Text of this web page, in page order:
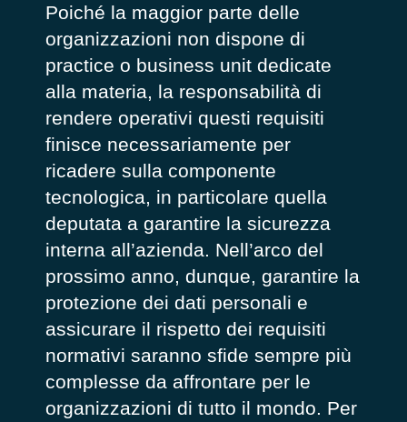
Poiché la maggior parte delle
organizzazioni non dispone di
practice o business unit dedicate
alla materia, la responsabilità di
rendere operativi questi requisiti
finisce necessariamente per
ricadere sulla componente
tecnologica, in particolare quella
deputata a garantire la sicurezza
interna all’azienda. Nell’arco del
prossimo anno, dunque, garantire la
protezione dei dati personali e
assicurare il rispetto dei requisiti
normativi saranno sfide sempre più
complesse da affrontare per le
organizzazioni di tutto il mondo. Per